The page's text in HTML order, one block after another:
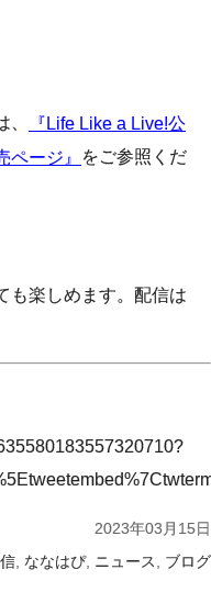
『Life Like a Live!公
ページ』
をご参照くだ
も楽しめます。配信は
2023年03月15日
ななはぴ, ニュース ブログ